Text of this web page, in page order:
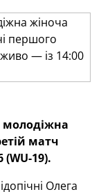
молодіжна
матч
19).
Олега